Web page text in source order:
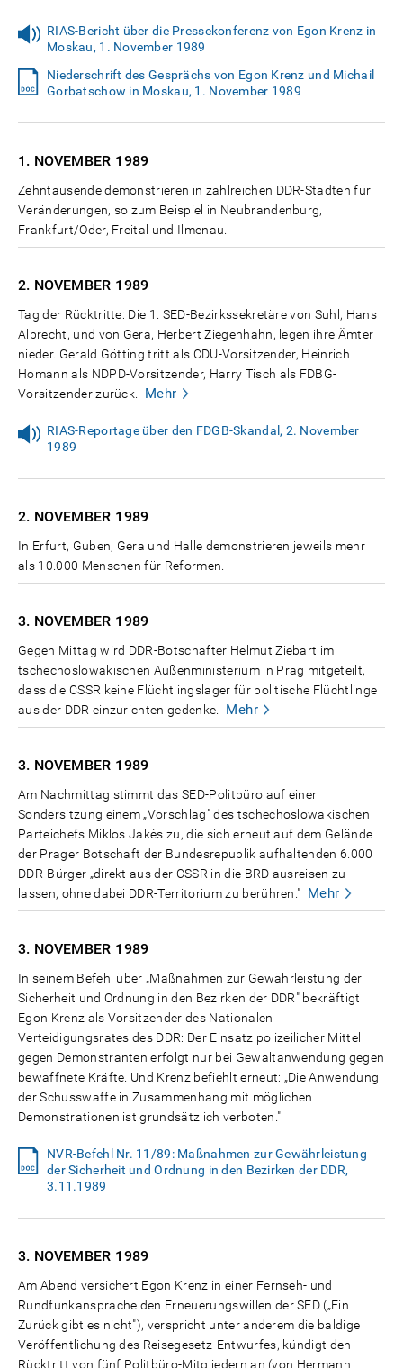
RIAS-Bericht über die Pressekonferenz von Egon Krenz in
Moskau, 1. November 1989
Niederschrift des Gesprächs von Egon Krenz und Michail
Gorbatschow in Moskau, 1. November 1989
1. NOVEMBER 1989
Zehntausende demonstrieren in zahlreichen DDR-Städten für
Veränderungen, so zum Beispiel in Neubrandenburg,
Frankfurt/Oder, Freital und Ilmenau.
2. NOVEMBER 1989
Tag der Rücktritte: Die 1. SED-Bezirkssekretäre von Suhl, Hans
Albrecht, und von Gera, Herbert Ziegenhahn, legen ihre Ämter
nieder. Gerald Götting tritt als CDU-Vorsitzender, Heinrich
Homann als NDPD-Vorsitzender, Harry Tisch als FDBG-
Vorsitzender zurück.
Mehr
RIAS-Reportage über den FDGB-Skandal, 2. November
1989
2. NOVEMBER 1989
In Erfurt, Guben, Gera und Halle demonstrieren jeweils mehr
als 10.000 Menschen für Reformen.
3. NOVEMBER 1989
Gegen Mittag wird DDR-Botschafter Helmut Ziebart im
tschechoslowakischen Außenministerium in Prag mitgeteilt,
dass die CSSR keine Flüchtlingslager für politische Flüchtlinge
aus der DDR einzurichten gedenke.
Mehr
3. NOVEMBER 1989
Am Nachmittag stimmt das SED-Politbüro auf einer
Sondersitzung einem „Vorschlag" des tschechoslowakischen
Parteichefs Miklos Jakès zu, die sich erneut auf dem Gelände
der Prager Botschaft der Bundesrepublik aufhaltenden 6.000
DDR-Bürger „direkt aus der CSSR in die BRD ausreisen zu
lassen, ohne dabei DDR-Territorium zu berühren." Mehr
3. NOVEMBER 1989
In seinem Befehl über „Maßnahmen zur Gewährleistung der
Sicherheit und Ordnung in den Bezirken der DDR" bekräftigt
Egon Krenz als Vorsitzender des Nationalen
Verteidigungsrates des DDR: Der Einsatz polizeilicher Mittel
gegen Demonstranten erfolgt nur bei Gewaltanwendung gegen
bewaffnete Kräfte. Und Krenz befiehlt erneut: „Die Anwendung
der Schusswaffe in Zusammenhang mit möglichen
Demonstrationen ist grundsätzlich verboten."
NVR-Befehl Nr. 11/89: Maßnahmen zur Gewährleistung
der Sicherheit und Ordnung in den Bezirken der DDR,
3.11.1989
3. NOVEMBER 1989
Am Abend versichert Egon Krenz in einer Fernseh- und
Rundfunkansprache den Erneuerungswillen der SED („Ein
Zurück gibt es nicht"), verspricht unter anderem die baldige
Veröffentlichung des Reisegesetz-Entwurfes, kündigt den
Rücktritt von fünf Politbüro-Mitgliedern an (von Hermann